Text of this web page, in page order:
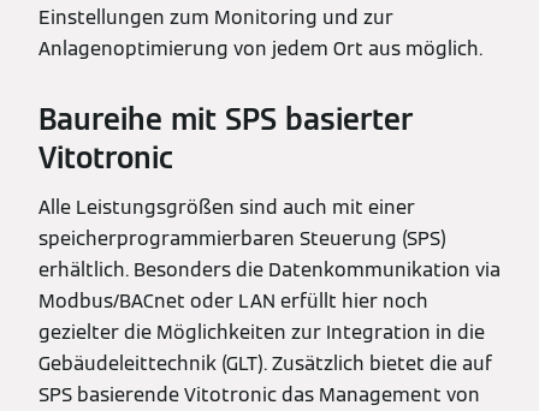
Einstellungen zum Monitoring und zur
Anlagenoptimierung von jedem Ort aus möglich.
Baureihe mit SPS basierter
Vitotronic
Alle Leistungsgrößen sind auch mit einer
speicherprogrammierbaren Steuerung (SPS)
erhältlich. Besonders die Datenkommunikation via
Modbus/BACnet oder LAN erfüllt hier noch
gezielter die Möglichkeiten zur Integration in die
Gebäudeleittechnik (GLT). Zusätzlich bietet die auf
SPS basierende Vitotronic das Management von